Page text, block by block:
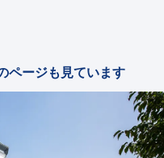
ページも見ています